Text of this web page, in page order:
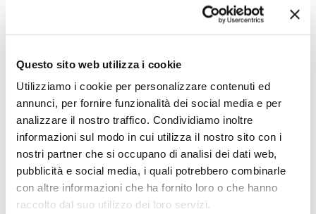
Questo sito web utilizza i cookie
Utilizziamo i cookie per personalizzare contenuti ed
annunci, per fornire funzionalità dei social media e per
analizzare il nostro traffico. Condividiamo inoltre
informazioni sul modo in cui utilizza il nostro sito con i
nostri partner che si occupano di analisi dei dati web,
pubblicità e social media, i quali potrebbero combinarle
con altre informazioni che ha fornito loro o che hanno
raccolto dal suo utilizzo dei loro servizi.